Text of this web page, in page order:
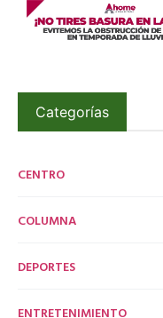
Categorías
CENTRO
COLUMNA
DEPORTES
ENTRETENIMIENTO